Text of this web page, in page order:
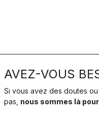
AVEZ-VOUS
Si vous avez des doutes
pas, nous sommes là